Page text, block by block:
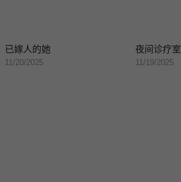
已嫁人的她
11/20/2025
夜间诊疗室
11/19/2025